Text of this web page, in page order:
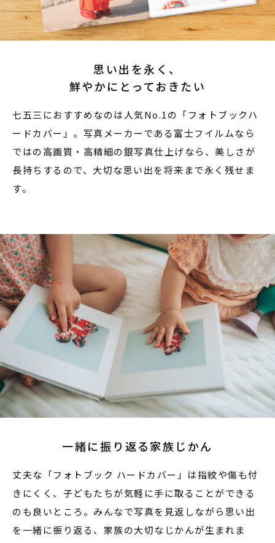
思い出を永く、
鮮やかにとっておきたい
七五三におすすめなのは人気No.1の「フォトブックハ
ードカバー」。写真メーカーである富士フイルムなら
ではの高画質・高精細の銀写真仕上げなら、美しさが
長持ちするので、大切な思い出を将来まで永く残せま
す。
一緒に振り返る家族じかん
丈夫な「フォトブック ハードカバー」は指紋や傷も付
きにくく 、子どもたちが気軽に手に取ることができる
のも良いところ。みんなで写真を見返しながら思い出
を一緒に振り返る、家族の大切なじかんが生まれま